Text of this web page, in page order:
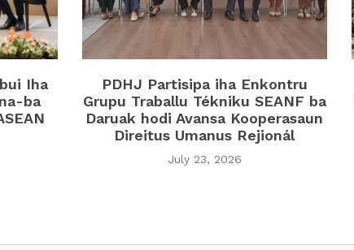
Iha
ba
PDHJ Partisipa iha Enkontru
Grupu Traballu Tékniku SEANF ba
Daruak hodi Avansa Kooperasaun
Direitus Umanus Rejionál
July 23, 2026